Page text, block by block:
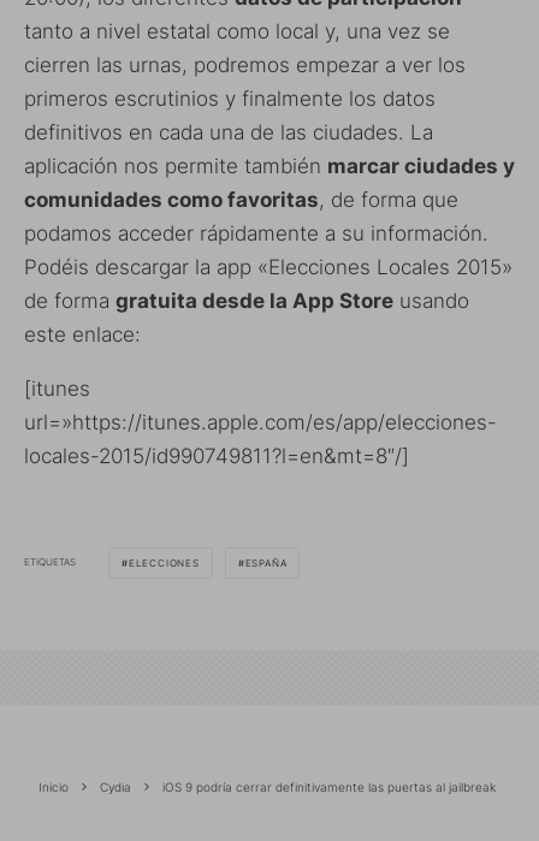
tanto a nivel estatal como local y, una vez se
cierren las urnas, podremos empezar a ver los
primeros escrutinios y finalmente los datos
definitivos en cada una de las ciudades. La
aplicación nos permite también marcar ciudades y
comunidades como favoritas, de forma que
podamos acceder rápidamente a su información.
Podéis descargar la app «Elecciones Locales 2015»
de forma gratuita desde la App Store usando
este enlace:
[itunes
url=»https://itunes.apple.com/es/app/elecciones-
locales-2015/id990749811?l=en&mt=8″/]
ETIQUETAS ELECCIONES ESPAÑA
Inicio Cydia iOS 9 podría cerrar definitivamente las puertas al jailbreak